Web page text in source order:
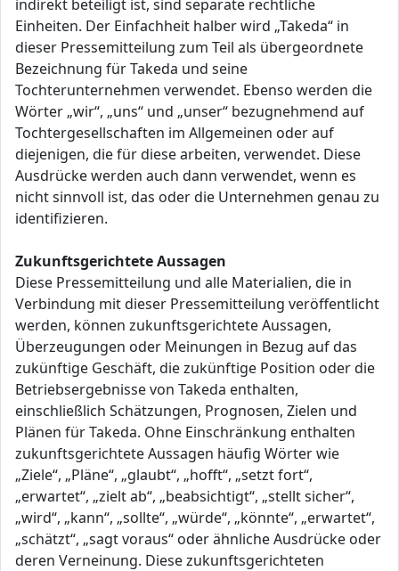
indirekt beteiligt ist, sind separate rechtliche
Einheiten. Der Einfachheit halber wird „Takeda“ in
dieser Pressemitteilung zum Teil als übergeordnete
Bezeichnung für Takeda und seine
Tochterunternehmen verwendet. Ebenso werden die
Wörter „wir“, „uns“ und „unser“ bezugnehmend auf
Tochtergesellschaften im Allgemeinen oder auf
diejenigen, die für diese arbeiten, verwendet. Diese
Ausdrücke werden auch dann verwendet, wenn es
nicht sinnvoll ist, das oder die Unternehmen genau zu
identifizieren.
Zukunftsgerichtete Aussagen
Diese Pressemitteilung und alle Materialien, die in
Verbindung mit dieser Pressemitteilung veröffentlicht
werden, können zukunftsgerichtete Aussagen,
Überzeugungen oder Meinungen in Bezug auf das
zukünftige Geschäft, die zukünftige Position oder die
Betriebsergebnisse von Takeda enthalten,
einschließlich Schätzungen, Prognosen, Zielen und
Plänen für Takeda. Ohne Einschränkung enthalten
zukunftsgerichtete Aussagen häufig Wörter wie
„Ziele“, „Pläne“, „glaubt“, „hofft“, „setzt fort“,
„erwartet“, „zielt ab“, „beabsichtigt“, „stellt sicher“,
„wird“, „kann“, „sollte“, „würde“, „könnte“, „erwartet“,
„schätzt“, „sagt voraus“ oder ähnliche Ausdrücke oder
deren Verneinung. Diese zukunftsgerichteten